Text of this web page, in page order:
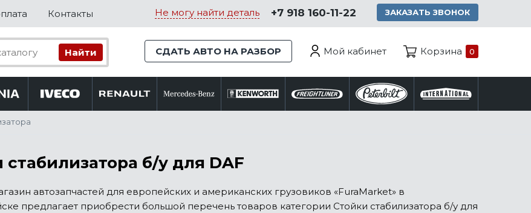
Контакты Не могу найти деталь +7 918 160-11-22 ЗАКАЗАТЬ ЗВОНОК
СДАТЬ АВТО НА РАЗБОР Мой кабинет Корзина 0
стабилизатора б/у для DAF
автозапчастей для европейских и американских грузовиков «FuraMarket» в
предлагает приобрести большой перечень товаров категории Стойки стабилизатора б/у для